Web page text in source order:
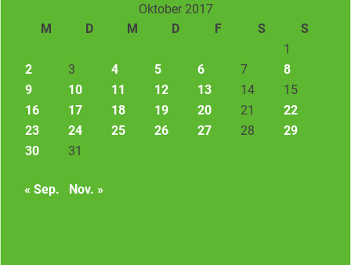
Oktober 2017
M
D M D F S
S
1
2
3 4 5 6 7
8
9
10 11 12 13 14
15
16
17 18 19 20 21
22
23
24 25 26 27 28
29
30
31
« Sep. Nov. »